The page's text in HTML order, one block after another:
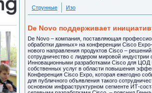
Струнные Изо
De Novo поддерживает
De Novo – компания, поставляющая
обработки данных» на конференции Cisco
нового направления продуктов Cisco –
сотрудничество с лидером мировой индустрии
Инновационными разработками Cisco для ЦОД
собственных услуг в области повышения
Конференция Cisco Expo, которая ежегодно
для публичного объявления такого
основном инфраструктурном сегменте ИТ-